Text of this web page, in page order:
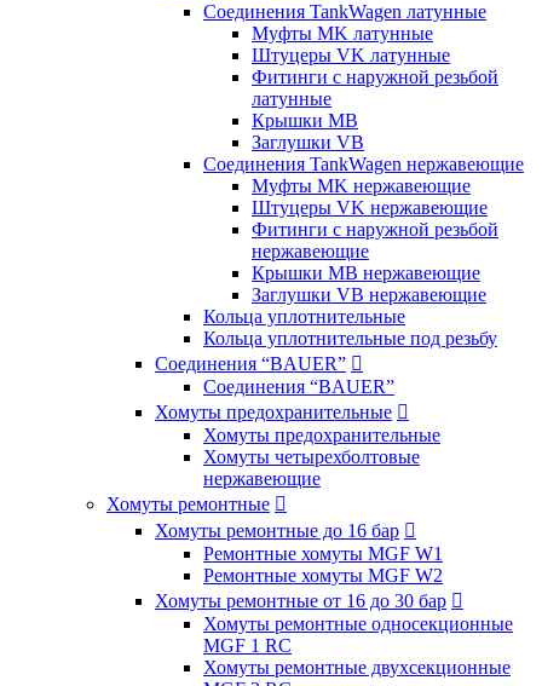
Соединения TankWagen латунные
Муфты MK латунные
Штуцеры VK латунные
Фитинги с наружной резьбой
латунные
Крышки MB
Заглушки VB
Соединения TankWagen нержавеющие
Муфты MK нержавеющие
Штуцеры VK нержавеющие
Фитинги с наружной резьбой
нержавеющие
Крышки MB нержавеющие
Заглушки VB нержавеющие
Кольца уплотнительные
Кольца уплотнительные под резьбу
Соединения “BAUER” 
Соединения “BAUER”
Хомуты предохранительные 
Хомуты предохранительные
Хомуты четырехболтовые
нержавеющие
Хомуты ремонтные 
Хомуты ремонтные до 16 бар 
Ремонтные хомуты MGF W1
Ремонтные хомуты MGF W2
Хомуты ремонтные от 16 до 30 бар 
Хомуты ремонтные односекционные
MGF 1 RC
Хомуты ремонтные двухсекционные